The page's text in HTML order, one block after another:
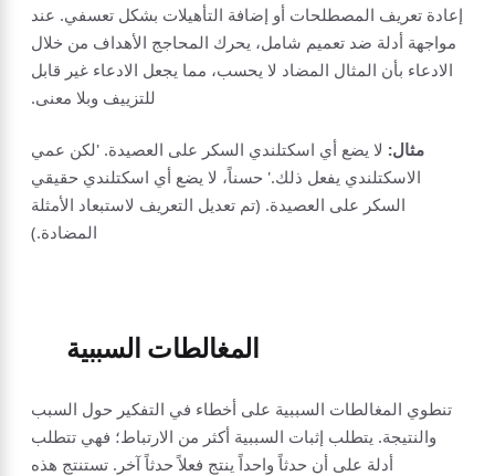
إعادة تعريف المصطلحات أو إضافة التأهيلات بشكل تعسفي. عند
مواجهة أدلة ضد تعميم شامل، يحرك المحاجج الأهداف من خلال
الادعاء بأن المثال المضاد لا يحسب، مما يجعل الادعاء غير قابل
للتزييف وبلا معنى.
مثال: لا يضع أي اسكتلندي السكر على العصيدة. 'لكن عمي
الاسكتلندي يفعل ذلك.' حسناً، لا يضع أي اسكتلندي حقيقي
السكر على العصيدة. (تم تعديل التعريف لاستبعاد الأمثلة
المضادة.)
المغالطات السببية
تنطوي المغالطات السببية على أخطاء في التفكير حول السبب
والنتيجة. يتطلب إثبات السببية أكثر من الارتباط؛ فهي تتطلب
أدلة على أن حدثاً واحداً ينتج فعلاً حدثاً آخر. تستنتج هذه